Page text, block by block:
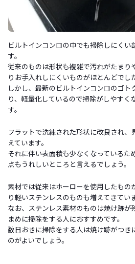
ビルトインコンロの中でも掃除しにくい
す。
従来のものは形状も複雑で汚れがたまり
りお手入れしにくいものがほとんどでし
しかし、最新のビルトインコンロのゴト
り、軽量化しているので掃除がしやすく
す。
フラットで洗練された形状に改良され、
えています。
それに伴い表面積も少なくなっているた
点もうれしいところと言えるでしょう。
素材では従来はホーローを使用したもの
り軽いステンレスのものも増えてきてい
なお、ステンレス素材のものは焼け跡が
まめに掃除をする人におすすめです。
数日おきに掃除をする人は焼け跡がつき
のがよいでしょう。